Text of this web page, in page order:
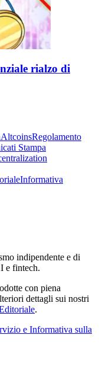
rialzo di
AltcoinsRegolamento
Stampa
Informativa
indipendente e di
e fintech.
con piena
dettagli sui nostri
.
e Informativa sulla